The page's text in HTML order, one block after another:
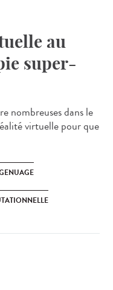
au
super-
nombreuses dans le
virtuelle pour que